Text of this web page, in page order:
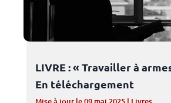
LIVRE : « Travailler à
En téléchargement